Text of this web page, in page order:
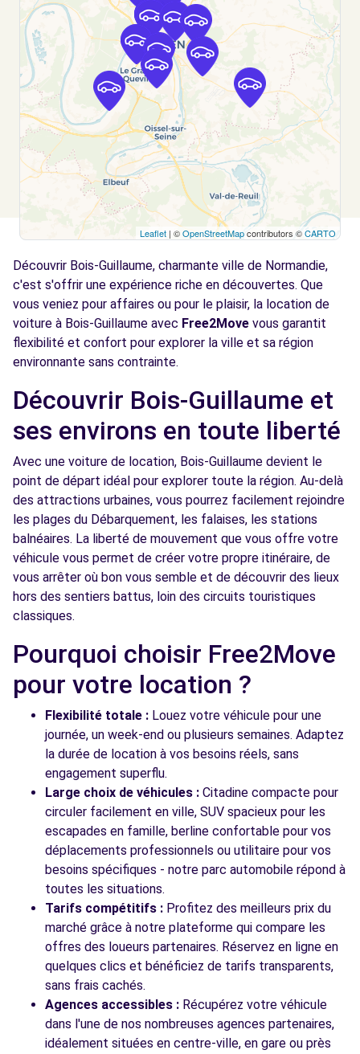
Voir l'agence
Free2move Rent - S&You - ROUEN (C)
144 AVENUE DU MONT RIBOUDET
ROUEN, FR-76, 76000
Voir l'agence
Free2move Rent - S&You - ROUEN (D)
144 AVENUE DU MONT RIBOUDET
ROUEN, FR-76, 76000
Voir l'agence
Free2Move Rent - SARL DU MOULIN A
POUDRE - MAROMME (C)
5.3
km
RUE MARCEL PAUL
Free2Move Rent - MGS AUTOMOBILES -
QUINCAMPOIX (C)
6.0
660 ROUTE DE NEUFCHATEL
QUINCAMPOIX, 76230
Voir l'agence
Free2Move Rent - GARAGE DE L'AVENUE -
157 AVENUE DU 14 JUILLET
SOTTEVILLE-LES-ROUEN, 76300
Voir l'agence
Voir toutes les agences
Leaflet | ©OpenStreetMapcontributors ©CARTO
Découvrir Bois-Guillaume, charmante ville de Normandie,
c'est s'offrir une expérience riche en découvertes. Que
vous veniez pour affaires ou pour le plaisir, la location de
voiture à Bois-Guillaume avec Free2Move vous garantit
flexibilité et confort pour explorer la ville et sa région
environnante sans contrainte.
Découvrir Bois-Guillaume et
ses environs en toute liberté
Avec une voiture de location, Bois-Guillaume devient le
point de départ idéal pour explorer toute la région. Au-delà
des attractions urbaines, vous pourrez facilement rejoindre
les plages du Débarquement, les falaises, les stations
balnéaires. La liberté de mouvement que vous offre votre
véhicule vous permet de créer votre propre itinéraire, de
vous arrêter où bon vous semble et de découvrir des lieux
hors des sentiers battus, loin des circuits touristiques
classiques.
Pourquoi choisir Free2Move
pour votre location ?
Flexibilité totale : Louez votre véhicule pour une
journée, un week-end ou plusieurs semaines. Adaptez
la durée de location à vos besoins réels, sans
engagement superflu.
Large choix de véhicules : Citadine compacte pour
circuler facilement en ville, SUV spacieux pour les
escapades en famille, berline confortable pour vos
déplacements professionnels ou utilitaire pour vos
besoins spécifiques - notre parc automobile répond à
toutes les situations.
Tarifs compétitifs : Profitez des meilleurs prix du
marché grâce à notre plateforme qui compare les
offres des loueurs partenaires. Réservez en ligne en
quelques clics et bénéficiez de tarifs transparents,
sans frais cachés.
Agences accessibles : Récupérez votre véhicule
dans l'une de nos nombreuses agences partenaires,
idéalement situées en centre-ville, en gare ou près